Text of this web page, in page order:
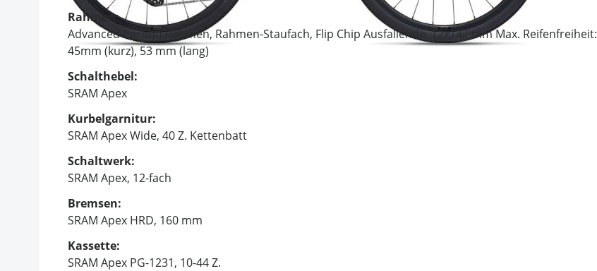
Rahmen:
Advanced Carbon Rahmen, Rahmen-Staufach, Flip Chip Ausfallende, 12x142 mm Max. Reifenfreiheit:
45mm (kurz), 53 mm (lang)
Schalthebel:
SRAM Apex
Kurbelgarnitur:
SRAM Apex Wide, 40 Z. Kettenbatt
Schaltwerk:
SRAM Apex, 12-fach
Bremsen:
SRAM Apex HRD, 160 mm
Kassette:
SRAM Apex PG-1231, 10-44 Z.